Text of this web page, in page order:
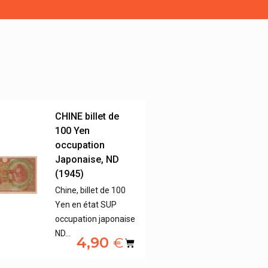
CHINE billet de
100 Yen
occupation
Japonaise, ND
(1945)
Chine, billet de 100
Yen en état SUP
occupation japonaise
ND…
4,90 €